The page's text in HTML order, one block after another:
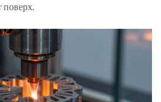
поверх.